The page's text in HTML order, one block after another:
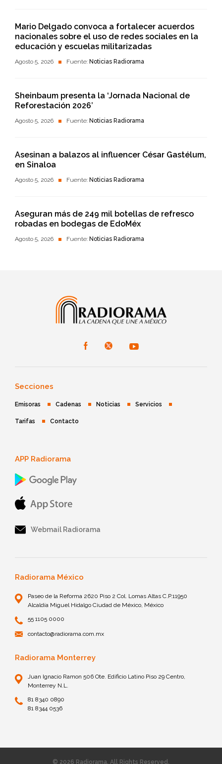
Mario Delgado convoca a fortalecer acuerdos
nacionales sobre el uso de redes sociales en la
educación y escuelas militarizadas
Agosto 5, 2026 Fuente: Noticias Radiorama
Sheinbaum presenta la ‘Jornada Nacional de
Reforestación 2026’
Agosto 5, 2026 Fuente: Noticias Radiorama
Asesinan a balazos al influencer César Gastélum,
en Sinaloa
Agosto 5, 2026 Fuente: Noticias Radiorama
Aseguran más de 249 mil botellas de refresco
robadas en bodegas de EdoMéx
Agosto 5, 2026 Fuente: Noticias Radiorama
Secciones
Emisoras Cadenas Noticias Servicios
Tarifas Contacto
APP Radiorama
Webmail Radiorama
Radiorama México
Paseo de la Reforma 2620 Piso 2 Col. Lomas Altas C.P.11950
Alcaldía Miguel Hidalgo Ciudad de México, México
55 1105 0000
contacto@radiorama.com.mx
Radiorama Monterrey
Juan Ignacio Ramon 506 Ote. Edificio Latino Piso 29 Centro,
Monterrey N.L.
81 8340 0890
81 8344 0536
© 2026 Radiorama. All Rights Reserved.